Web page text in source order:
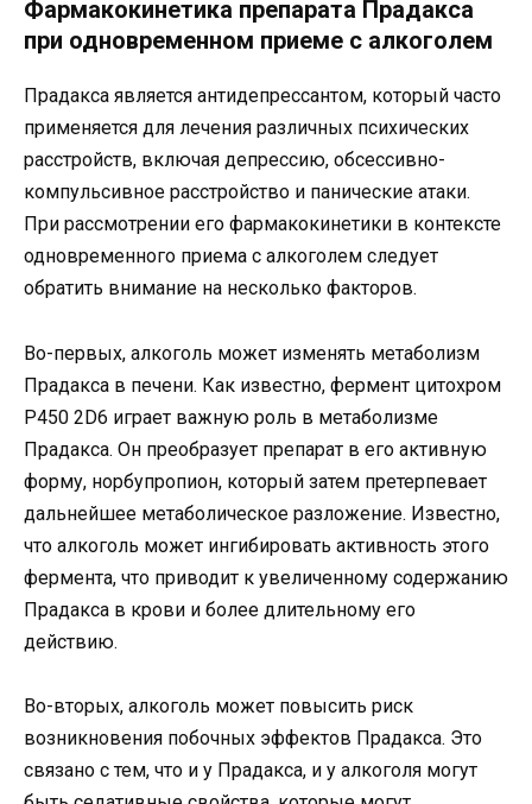
Фармакокинетика препарата Прадакса
при одновременном приеме с алкоголем
Прадакса является антидепрессантом, который часто
применяется для лечения различных психических
расстройств, включая депрессию, обсессивно-
компульсивное расстройство и панические атаки.
При рассмотрении его фармакокинетики в контексте
одновременного приема с алкоголем следует
обратить внимание на несколько факторов.
Во-первых, алкоголь может изменять метаболизм
Прадакса в печени. Как известно, фермент цитохром
P450 2D6 играет важную роль в метаболизме
Прадакса. Он преобразует препарат в его активную
форму, норбупропион, который затем претерпевает
дальнейшее метаболическое разложение. Известно,
что алкоголь может ингибировать активность этого
фермента, что приводит к увеличенному содержанию
Прадакса в крови и более длительному его
действию.
Во-вторых, алкоголь может повысить риск
возникновения побочных эффектов Прадакса. Это
связано с тем, что и у Прадакса, и у алкоголя могут